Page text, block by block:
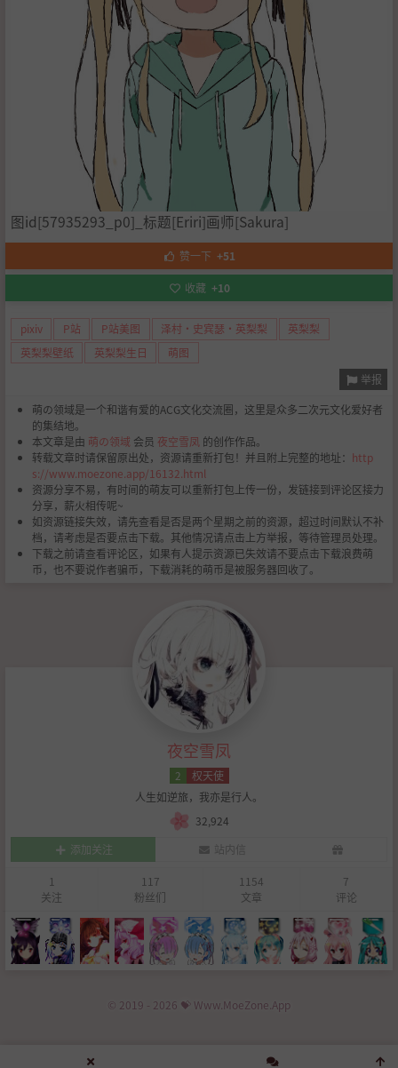
图id[57935293_p0]_标题[Eriri]画师[Sakura]
赞一下 +51
收藏 +10
pixiv P站 P站美图 泽村·史宾瑟·英梨梨
英梨梨
英梨梨壁纸
英梨梨生日
萌图
举报
萌の领域是一个和谐有爱的ACG文化交流圈，这里是众多二次元文化爱好者
的集结地。
本文章是由 萌の领域 会员 夜空雪凤 的创作作品。
转载文章时请保留原出处，资源请重新打包！并且附上完整的地址： http
s://www.moezone.app/16132.html
资源分享不易，有时间的萌友可以重新打包上传一份，发链接到评论区接力
分享，薪火相传呢~
如资源链接失效，请先查看是否是两个星期之前的资源，超过时间默认不补
档，请考虑是否要点击下载。其他情况请点击上方举报，等待管理员处理。
下载之前请查看评论区，如果有人提示资源已失效请不要点击下载浪费萌
币，也不要说作者骗币，下载消耗的萌币是被服务器回收了。
夜空雪凤
2
权天使
人生如逆旅，我亦是行人。
32,924
添加关注
站内信
1
关注
117
粉丝们
1154
文章
7
评论
© 2019 - 2026 💝 Www.MoeZone.App